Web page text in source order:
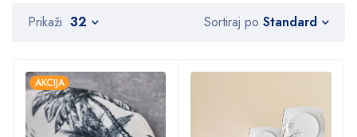
Sortiraj po Standard
Prikaži 32
AKCIJA